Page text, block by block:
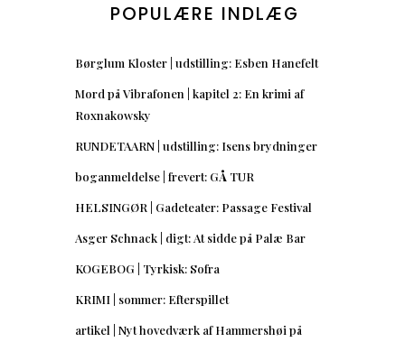
POPULÆRE INDLÆG
Børglum Kloster | udstilling: Esben Hanefelt
Mord på Vibrafonen | kapitel 2: En krimi af
Roxnakowsky
RUNDETAARN | udstilling: Isens brydninger
boganmeldelse | frevert: GÅ TUR
HELSINGØR | Gadeteater: Passage Festival
Asger Schnack | digt: At sidde på Palæ Bar
KOGEBOG | Tyrkisk: Sofra
KRIMI | sommer: Efterspillet
artikel | Nyt hovedværk af Hammershøi på